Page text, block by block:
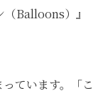
Balloons）』
ています。「こ